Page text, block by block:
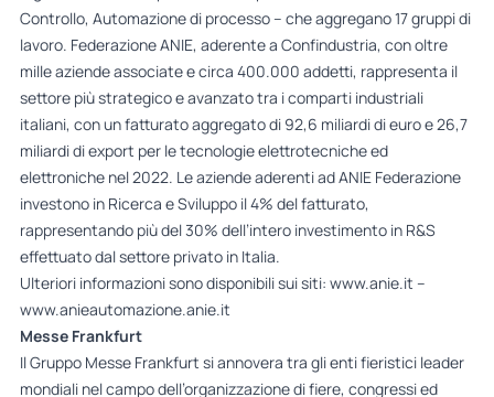
Controllo, Automazione di processo – che aggregano 17 gruppi di
lavoro. Federazione ANIE, aderente a Confindustria, con oltre
mille aziende associate e circa 400.000 addetti, rappresenta il
settore più strategico e avanzato tra i comparti industriali
italiani, con un fatturato aggregato di 92,6 miliardi di euro e 26,7
miliardi di export per le tecnologie elettrotecniche ed
elettroniche nel 2022. Le aziende aderenti ad ANIE Federazione
investono in Ricerca e Sviluppo il 4% del fatturato,
rappresentando più del 30% dell’intero investimento in R&S
effettuato dal settore privato in Italia.
Ulteriori informazioni sono disponibili sui siti: www.anie.it –
www.anieautomazione.anie.it
Messe Frankfurt
Il Gruppo Messe Frankfurt si annovera tra gli enti fieristici leader
mondiali nel campo dell’organizzazione di fiere, congressi ed